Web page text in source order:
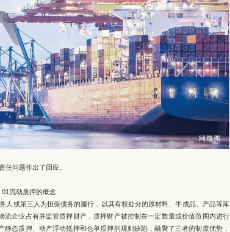
问题作出了回应。
01流动质押的概念
或第三人为担保债务的履行，以其有权处分的原材料、半成品、产品等库
企业占有并监管质押财产，质押财产被控制在一定数量或价值范围内进行
态质押、动产浮动抵押和仓单质押的规则缺陷，融聚了三者的制度优势，